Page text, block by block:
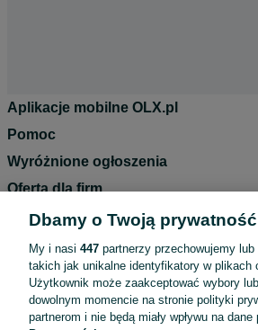
Aplikacje mobilne OLX.pl
Pomoc
Wyróżnione ogłoszenia
Oferta dla firm
Blog
Regulamin
Polityka prywatności
Reklama
Informacja o realizowanej strategii
Dbamy o Twoją prywatność
My i nasi 447 partnerzy przechowujemy
takich jak unikalne identyfikatory w plikach
Użytkownik może zaakceptować wybory
dowolnym momencie na stronie polityki
partnerom i nie będą miały wpływu na dane